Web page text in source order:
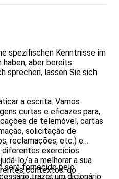
spezifischen Kenntnisse im
aber bereits
sprechen, lassen Sie sich
a escrita. Vamos
curtas e eficazes para,
de telemóvel, cartas
solicitação de
reclamações, etc.) e
diferentes exercícios
lo/a a melhorar a sua
contextos: do
será fornecido pelo
trazer um dicionário